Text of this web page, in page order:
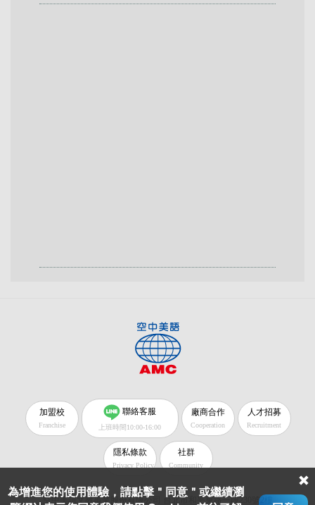
加盟校
Franchise
聯絡客服
上班時間10:00-16:00
廠商合作
Cooperation
人才招募
Recruitment
隱私條款
Privacy Policy
社群
Community
空中美語文教事業股份有限公司 台北市和平東路一段230號2樓
為增進您的使用體驗，請點擊＂同意＂或繼續瀏